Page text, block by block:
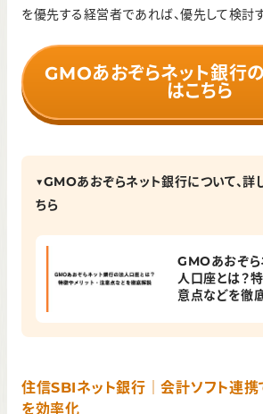
を優先する経営者であれば、優先して検討
GMOあおぞらネット銀行
はこちら
▼GMOあおぞらネット銀行について、詳
ちら
GMOあおぞら
人口座とは？
意点などを徹
住信SBIネット銀行｜会計ソフト連携
を効率化